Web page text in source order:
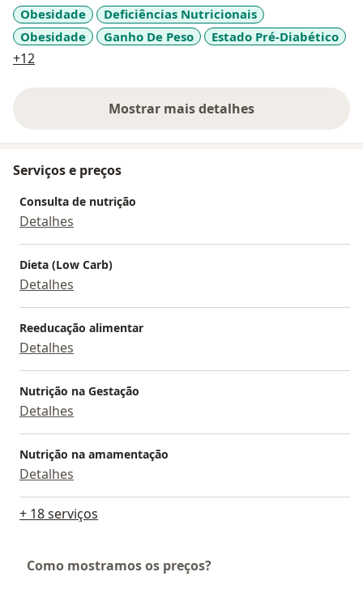
Obesidade
Deficiências Nutricionais
Obesidade
Ganho De Peso Estado Pré-Diabético
+12a11y_sr_more_diseases
Mostrar mais detalhes
sobre a experiência
Serviços e preços
Consulta de nutrição
Detalhes
Dieta (Low Carb)
Detalhes
Reeducação alimentar
Detalhes
Nutrição na Gestação
Detalhes
Nutrição na amamentação
Detalhes
+ 18 serviços
Como mostramos os preços?